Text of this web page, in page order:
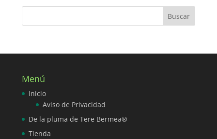
Menú
Inicio
Aviso de Privacidad
De la pluma de Tere Bermea®
Tienda